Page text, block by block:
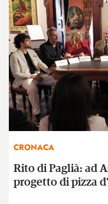
CRONACA
Rito di Paglià: ad
progetto di pizza